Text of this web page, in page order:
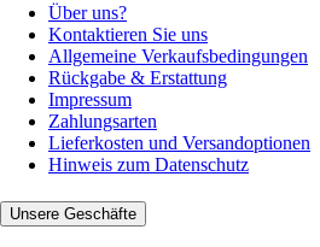
Über uns?
Kontaktieren Sie uns
Allgemeine Verkaufsbedingungen
Rückgabe & Erstattung
Impressum
Zahlungsarten
Lieferkosten und Versandoptionen
Hinweis zum Datenschutz
Unsere Geschäfte